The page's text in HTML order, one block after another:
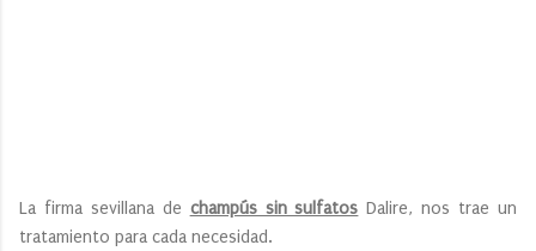
La firma sevillana de champús sin sulfatos Dalire, nos trae un
tratamiento para cada necesidad.